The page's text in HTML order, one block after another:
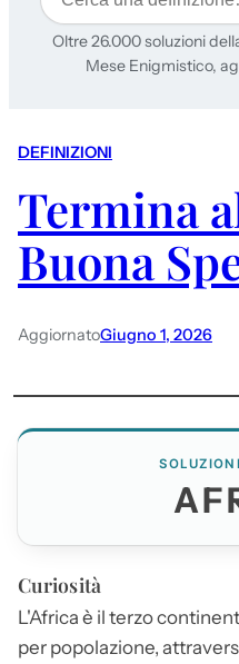
Oltre 26.000 soluzioni
Mese Enigmistico,
DEFINIZIONI
Termina
Buona
AggiornatoGiugno 1, 2026
Curiosità
L'Africa è il terzo
per popolazione,